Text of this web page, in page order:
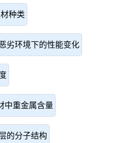
种类
劣环境下的性能变化
中重金属含量
的分子结构